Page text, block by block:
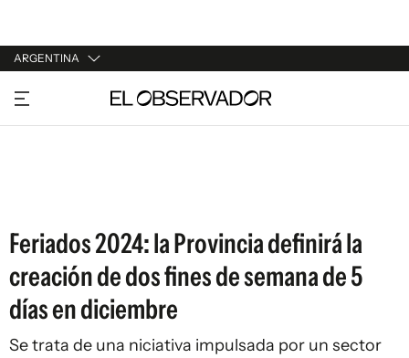
ARGENTINA
URUGUAY
ARGENTINA
Feriados 2024: la Provincia definirá la
creación de dos fines de semana de 5
días en diciembre
Se trata de una niciativa impulsada por un sector